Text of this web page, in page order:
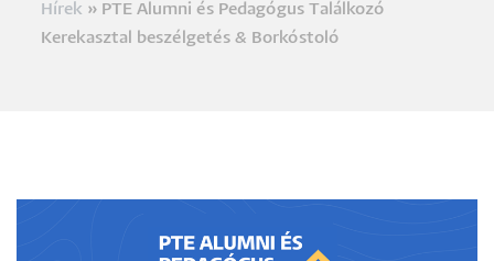
Morzsa
Hírek
PTE Alumni és Pedagógus Találkozó
Kerekasztal beszélgetés & Borkóstoló